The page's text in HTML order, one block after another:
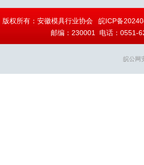
版权所有：安徽模具行业协会
皖ICP备
邮编：230001 电话：0551-
皖公网